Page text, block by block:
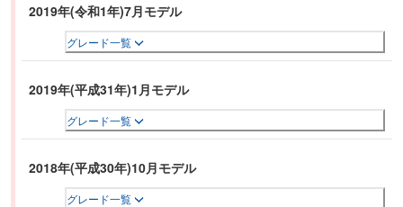
2019年(令和1年)7月モデル
グレード一覧
2019年(平成31年)1月モデル
グレード一覧
2018年(平成30年)10月モデル
グレード一覧